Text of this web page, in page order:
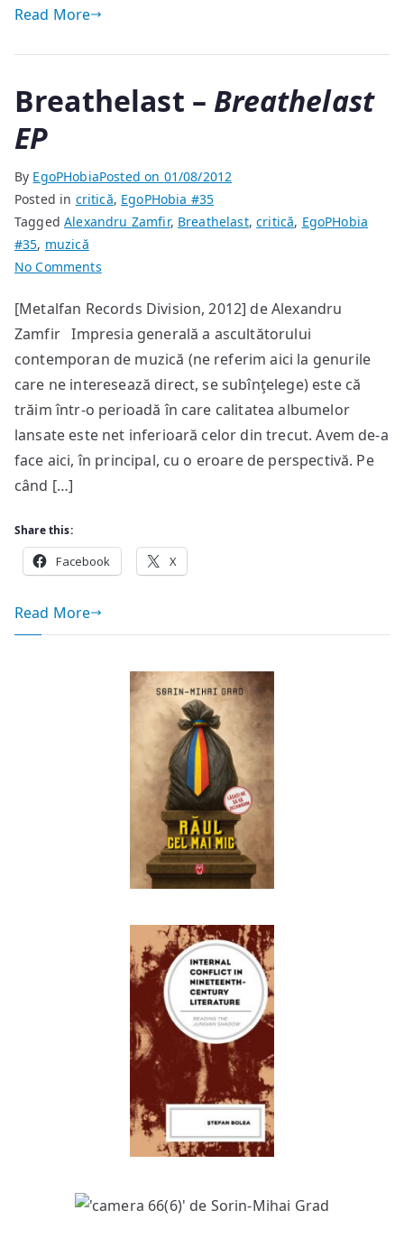
Read More
Breathelast – Breathelast
EP
By EgoPHobiaPosted on 01/08/2012
Posted in critică, EgoPHobia #35
TaggedAlexandru Zamfir, Breathelast,critică, EgoPHobia
#35, muzică
No Commentson
–
Breathelast
EP
[Metalfan Records Division, 2012] de Alexandru
Zamfir Impresia generală a ascultătorului
contemporan de muzică (ne referim aici la genurile
care ne interesează direct, se subînţelege) este că
trăim într-o perioadă în care calitatea albumelor
lansate este net inferioară celor din trecut. Avem de-a
face aici, în principal, cu o eroare de perspectivă. Pe
când […]
Share this:
Facebook X
Read More